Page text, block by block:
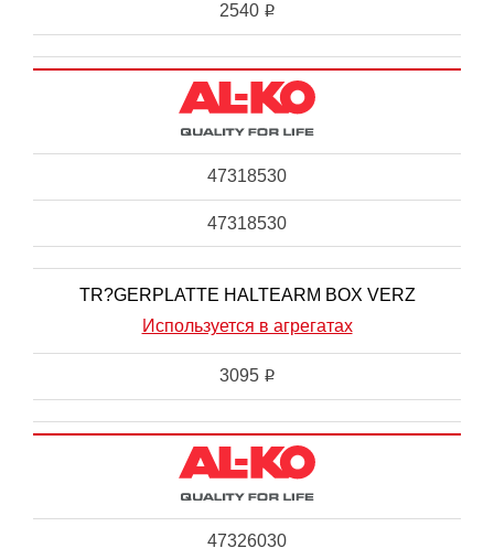
2540 i
47318530
47318530
TR?GERPLATTE HALTEARM BOX VERZ
Используется в агрегатах
3095 i
47326030